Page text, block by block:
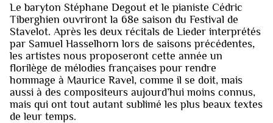
Le baryton Stéphane Degout et le pianiste Cédric
Tiberghien ouvriront la 68e saison du Festival de
Stavelot. Après les deux récitals de Lieder interprétés
par Samuel Hasselhorn lors de saisons précédentes,
les artistes nous proposeront cette année un
florilège de mélodies françaises pour rendre
hommage à Maurice Ravel, comme il se doit, mais
aussi à des compositeurs aujourd’hui moins connus,
mais qui ont tout autant sublimé les plus beaux textes
de leur temps.